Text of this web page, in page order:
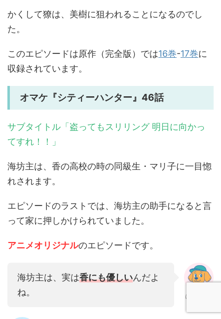
かくして獠は、美樹に狙われることになるのでし
た。
このエピソードは原作（完全版）では16巻-17巻に
収録されています。
オマケ『シティーハンター』46話
サブタイトル「盗ってもスリリング 明日に向かっ
てすれ！！」
海坊主は、香の高校の時の同級生・マリ子に一目惚
れされます。
エピソードのラストでは、海坊主の助手になると言
って家に押しかけられていました。
アニメオリジナルのエピソードです。
海坊主は、実は香にも優しいんだよ
ね。
ぽちたろう